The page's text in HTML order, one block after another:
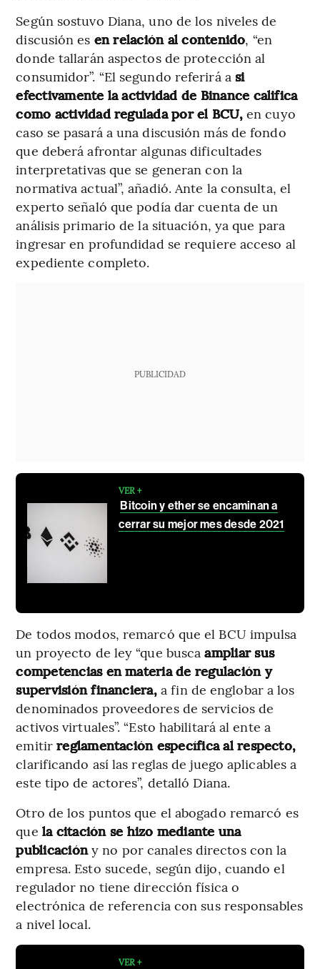
Según sostuvo Diana, uno de los niveles de
discusión es en relación al contenido, “en
donde tallarán aspectos de protección al
consumidor”. “El segundo referirá a si
efectivamente la actividad de Binance califica
como actividad regulada por el BCU,en cuyo
caso se pasará a una discusión más de fondo
que deberá afrontar algunas dificultades
interpretativas que se generan con la
normativa actual”, añadió. Ante la consulta, el
experto señaló que podía dar cuenta de un
análisis primario de la situación, ya que para
ingresar en profundidad se requiere acceso al
expediente completo.
PUBLICIDAD
VER +
Bitcoin y ether se encaminan a
cerrar su mejor mes desde 2021
De todos modos, remarcó que el BCU impulsa
un proyecto de ley “que buscaampliar sus
competencias en materia de regulación y
supervisión financiera,a fin de englobar a los
denominados proveedores de servicios de
activos virtuales”. “Esto habilitará al ente a
emitirreglamentación específica al respecto,
clarificando así las reglas de juego aplicables a
este tipo de actores”, detalló Diana.
Otro de los puntos que el abogado remarcó es
que la citación se hizo mediante una
publicacióny no por canales directos con la
empresa. Esto sucede, según dijo, cuando el
regulador no tiene dirección física o
electrónica de referencia con sus responsables
a nivel local.
VER +